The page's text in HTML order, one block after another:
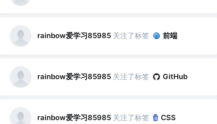
rainbow爱学习85985 关注了标签 前端
rainbow爱学习85985 关注了标签 GitHub
rainbow爱学习85985 关注了标签 CSS